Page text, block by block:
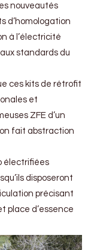
nouveautés
d’homologation
à l’électricité
standards du
ces kits de rétrofit
et
ZFE d’un
fait abstraction
électrifiées
disposeront
précisant
place d’essence